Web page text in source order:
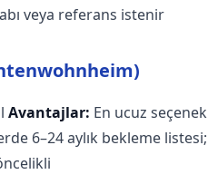
veya referans istenir
Avantajlar: En ucuz seçenek
6–24 aylık bekleme listesi;